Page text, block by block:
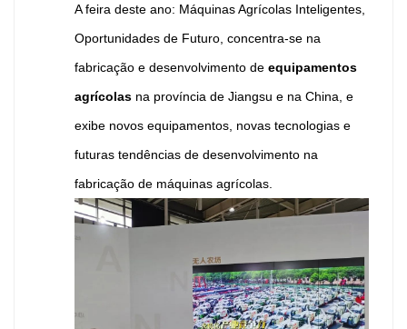
A feira deste ano: Máquinas Agrícolas Inteligentes,
Oportunidades de Futuro, concentra-se na
fabricação e desenvolvimento deequipamentos
agrícolas na província de Jiangsu e na China, e
exibe novos equipamentos, novas tecnologias e
futuras tendências de desenvolvimento na
fabricação de máquinas agrícolas.